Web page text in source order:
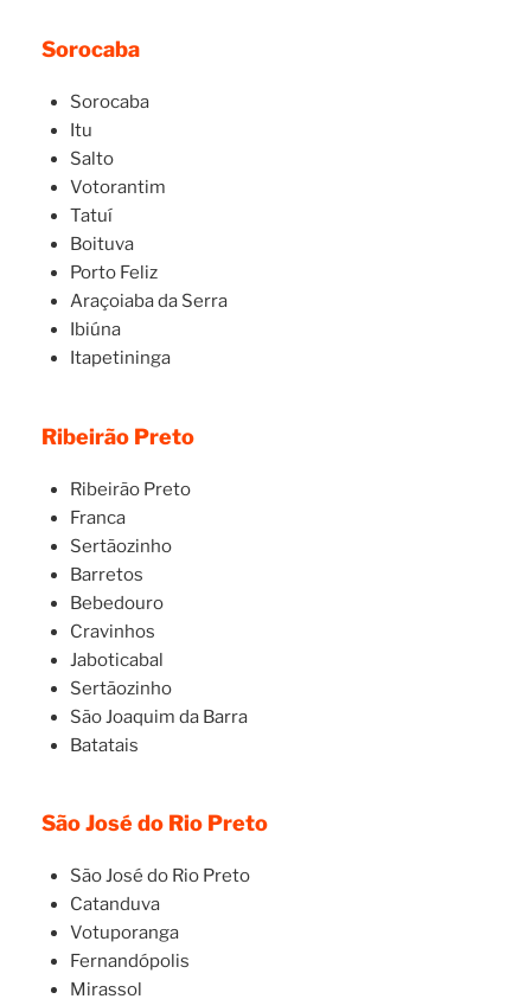
Sorocaba
Sorocaba
Itu
Salto
Votorantim
Tatuí
Boituva
Porto Feliz
Araçoiaba da Serra
Ibiúna
Itapetininga
Ribeirão Preto
Ribeirão Preto
Franca
Sertãozinho
Barretos
Bebedouro
Cravinhos
Jaboticabal
Sertãozinho
São Joaquim da Barra
Batatais
São José do Rio Preto
São José do Rio Preto
Catanduva
Votuporanga
Fernandópolis
Mirassol